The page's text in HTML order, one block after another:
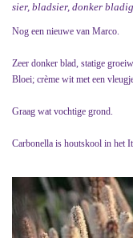
sier, bladsier, donker
Nog een nieuwe van Marco.
Zeer donker blad, statige
Bloei; crème wit met een
Graag wat vochtige grond.
Carbonella is houtskool in het